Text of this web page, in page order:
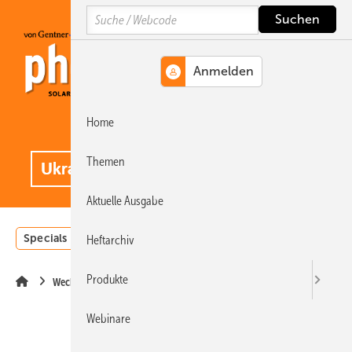
Hauptinhalt
Hauptmenü
SiteSearch
Specials Einstrahlungsatlas
Wechselrichter
Search
Home
Themen
Aktuelle Ausgabe
Heftarchiv
Produkte
Webinare